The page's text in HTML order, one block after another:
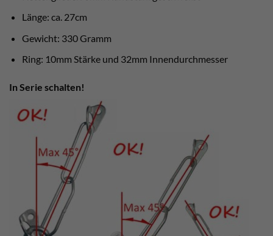
Länge: ca. 27cm
Gewicht: 330 Gramm
Ring: 10mm Stärke und 32mm Innendurchmesser
In Serie schalten!